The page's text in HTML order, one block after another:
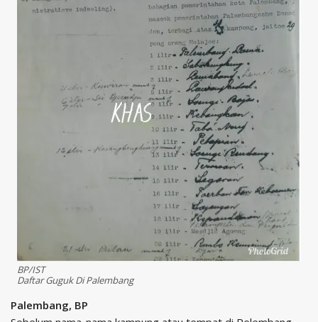
BP/IST
Daftar Guguk Di Palembang
Palembang, BP